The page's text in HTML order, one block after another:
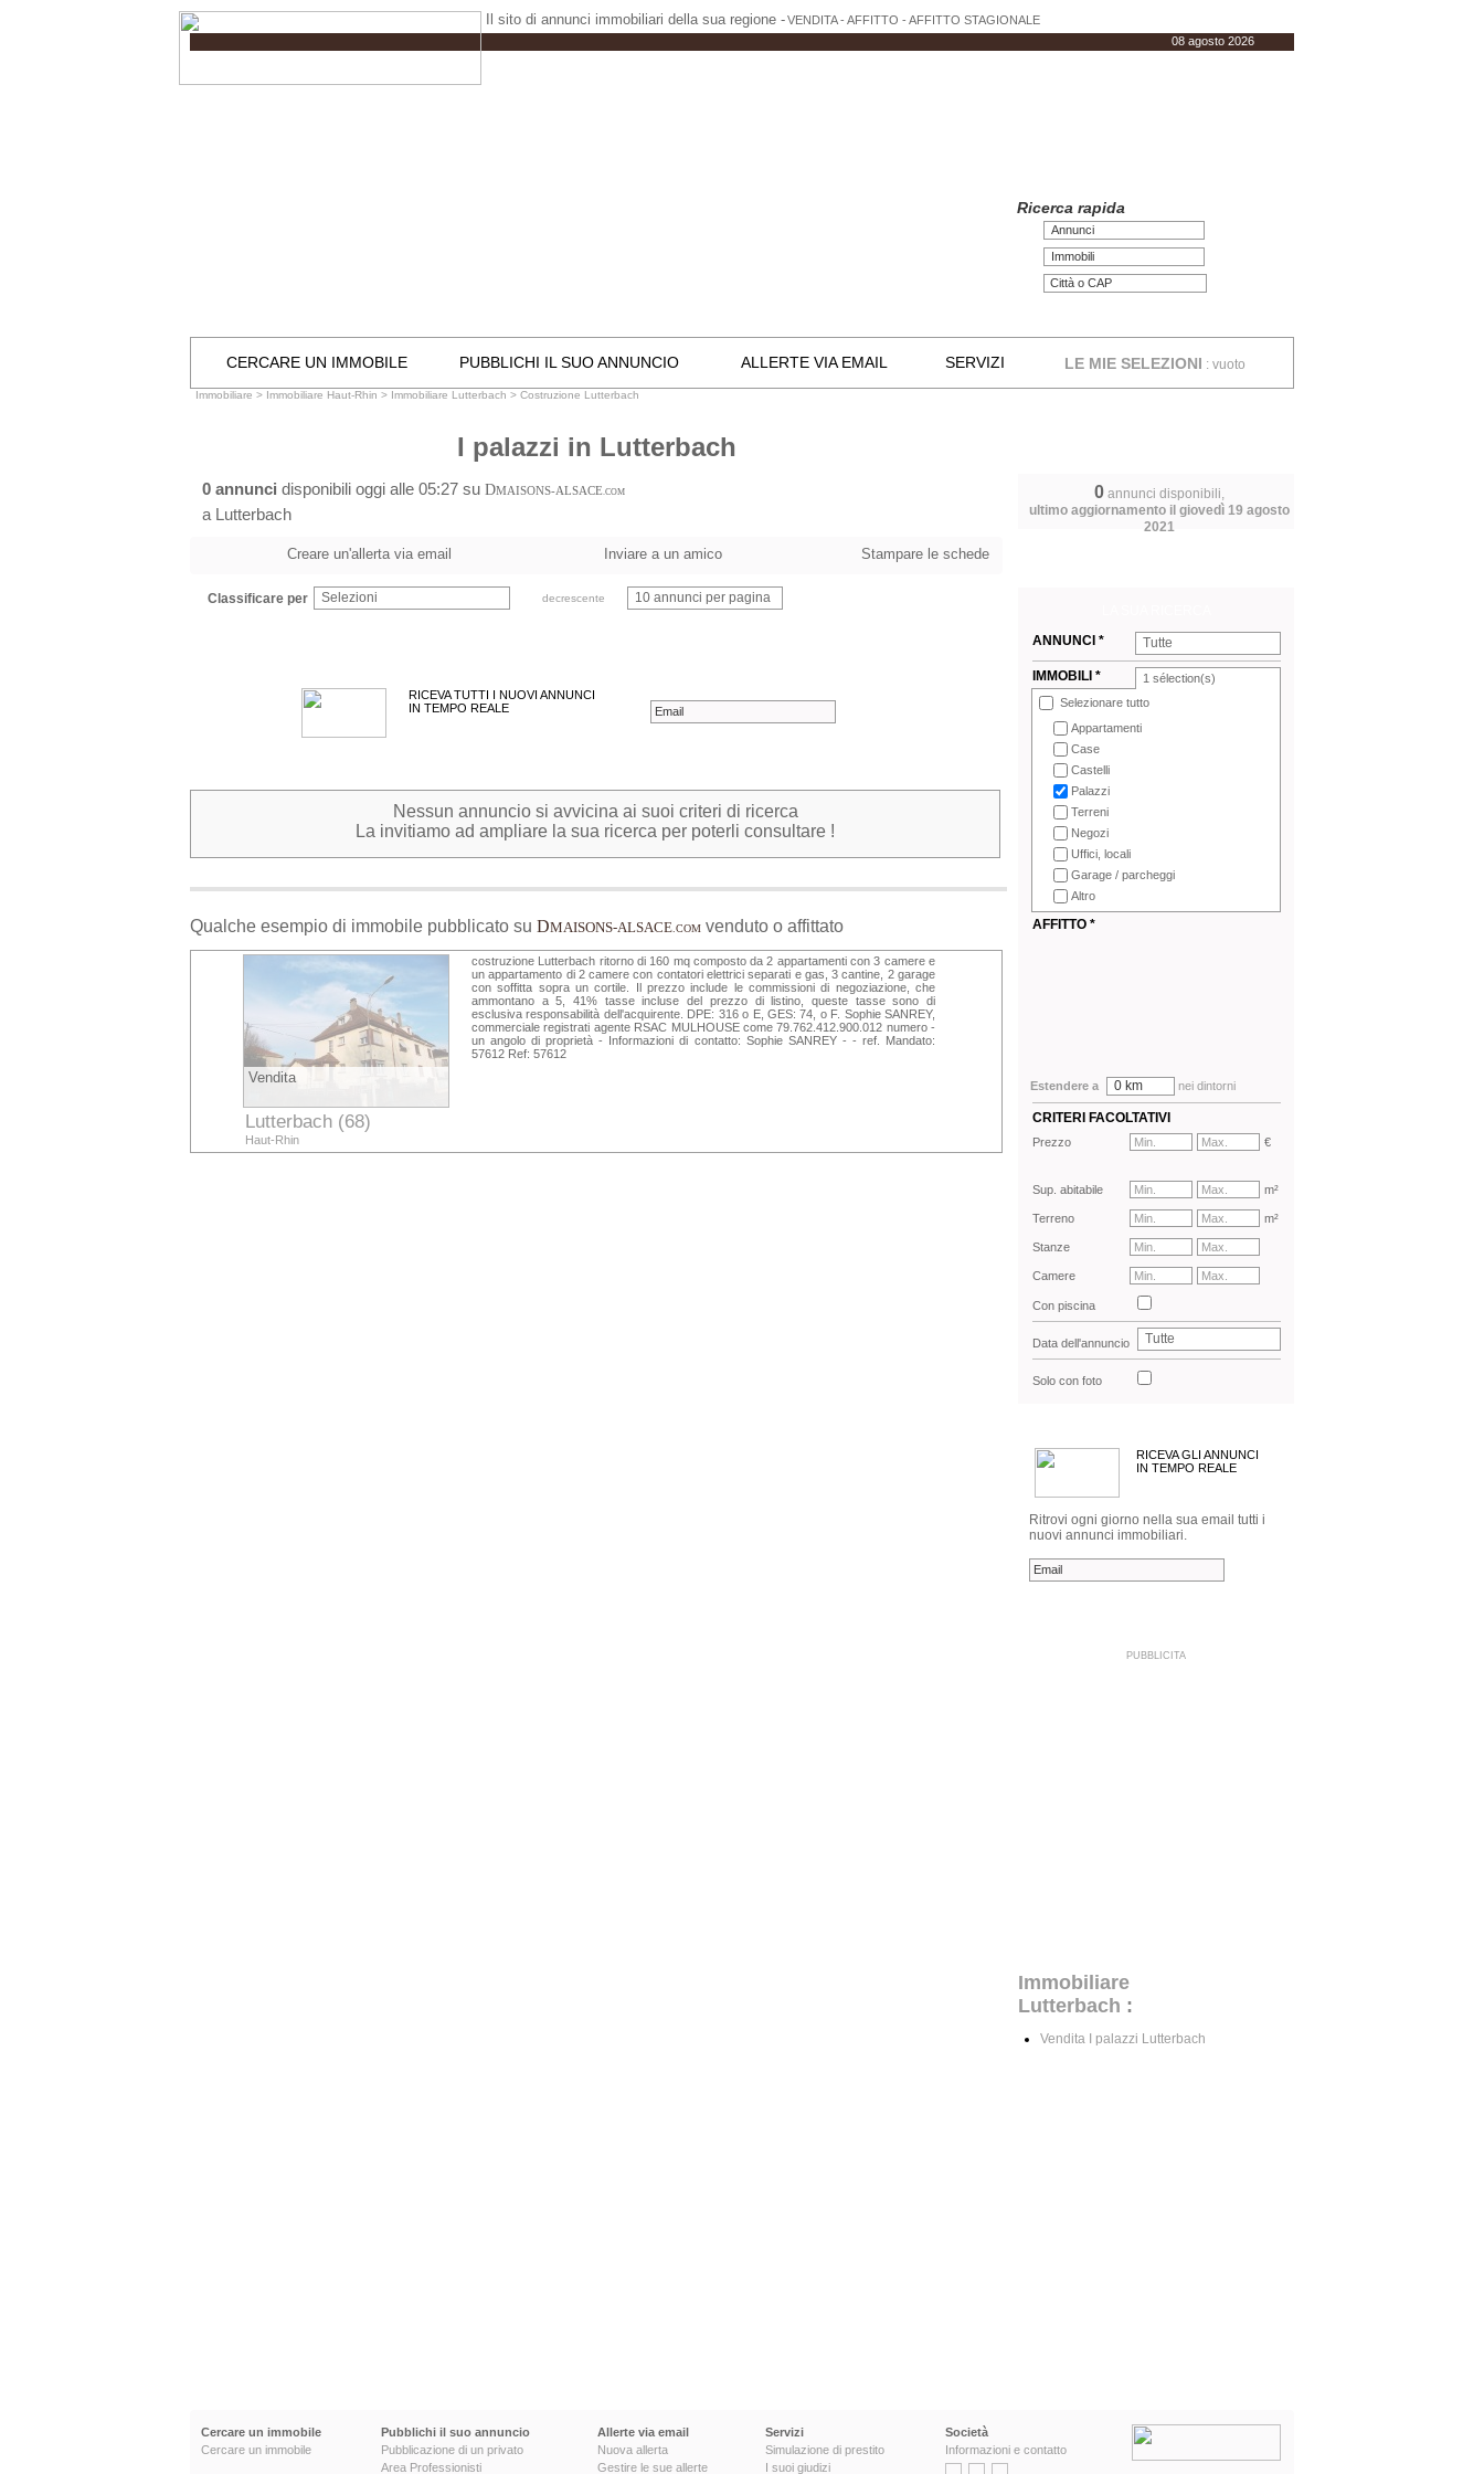
Il sito di annunci immobiliari della sua regione -VENDITA - AFFITTO - AFFITTO STAGIONALE
08 agosto 2026
Ricerca rapida
Annunci
Immobili
CERCARE UN IMMOBILE PUBBLICHI IL SUO ANNUNCIO ALLERTE VIA EMAIL SERVIZI LE MIE SELEZIONI : vuoto
Immobiliare > Immobiliare Haut-Rhin > Immobiliare Lutterbach > Costruzione Lutterbach
I palazzi in Lutterbach
0 annunci disponibili oggi alle 05:27 su DMAISONS-ALSACE.COM
a Lutterbach
0annunci disponibili,
ultimo aggiornamento il giovedì 19 agosto
2021
Creare un'allerta via email Inviare a un amico Stampare le schede
Classificare per Selezioni decrescente 10 annunci per pagina
RICEVA TUTTI I NUOVI ANNUNCI
IN TEMPO REALE
Nessun annuncio si avvicina ai suoi criteri di ricerca
La invitiamo ad ampliare la sua ricerca per poterli consultare !
Qualche esempio di immobile pubblicato su DMAISONS-ALSACE .COM venduto o affittato
Vendita
Lutterbach (68)
Haut-Rhin
costruzione Lutterbach ritorno di 160 mq composto da 2 appartamenti con 3 camere e
un appartamento di 2 camere con contatori elettrici separati e gas, 3 cantine, 2 garage
con soffitta sopra un cortile. Il prezzo include le commissioni di negoziazione, che
ammontano a 5, 41% tasse incluse del prezzo di listino, queste tasse sono di
esclusiva responsabilità dell'acquirente. DPE: 316 o E, GES: 74, o F. Sophie SANREY,
commerciale registrati agente RSAC MULHOUSE come 79.762.412.900.012 numero -
un angolo di proprietà - Informazioni di contatto: Sophie SANREY - - ref. Mandato:
57612 Ref: 57612
ANNUNCI *
Tutte
IMMOBILI * 1 sélection(s)
Selezionare tutto
Appartamenti
Case
Castelli
Palazzi
Terreni
Negozi
Uffici, locali
Garage / parcheggi
Altro
AFFITTO *
Estendere a 0 km nei dintorni
CRITERI FACOLTATIVI
Prezzo €
Sup. abitabile m²
Terreno m²
Stanze
Camere
Con piscina
Data dell'annuncio Tutte
Solo con foto
RICEVA GLI ANNUNCI
IN TEMPO REALE
Ritrovi ogni giorno nella sua email tutti i
nuovi annunci immobiliari.
PUBBLICITA
Immobiliare
Lutterbach :
Vendita I palazzi Lutterbach
Cercare un immobile
Cercare un immobile
Pubblichi il suo annuncio
Pubblicazione di un privato
Area Professionisti
Allerte via email
Nuova allerta
Gestire le sue allerte
Servizi
Simulazione di prestito
I suoi giudizi
Società
Informazioni e contatto